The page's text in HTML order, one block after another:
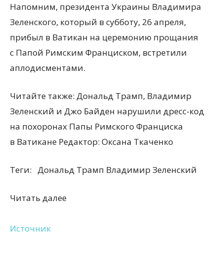
Напомним, президента Украины Владимира
Зеленского, который в субботу, 26 апреля,
прибыл в Ватикан на церемонию прощания
с Папой Римским Франциском, встретили
аплодисментами.
Читайте также: Дональд Трамп, Владимир
Зеленский и Джо Байден нарушили дресс-код
на похоронах Папы Римского Франциска
в Ватикане Редактор: Оксана Ткаченко
Теги: Дональд Трамп Владимир Зеленский
Читать далее
Источник